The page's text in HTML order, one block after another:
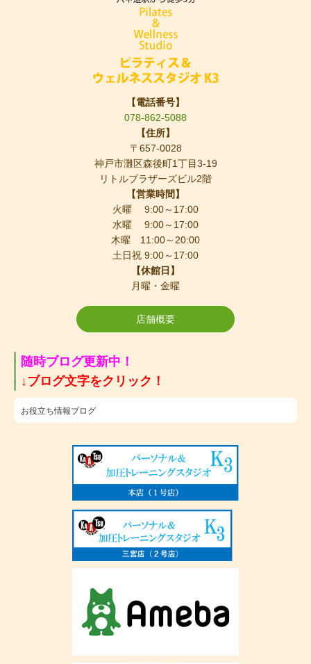
【電話番号】
078-862-5088
【住所】
〒657-0028
神戸市灘区森後町1丁目3-19
リトルブラザーズビル2階
【営業時間】
火曜 9:00～17:00
水曜 9:00～17:00
木曜 11:00～20:00
土日祝 9:00～17:00
【休館日】
月曜・金曜
店舗概要
随時ブログ更新中！
​↓ブログ文字をクリック！
お役立ち情報ブログ